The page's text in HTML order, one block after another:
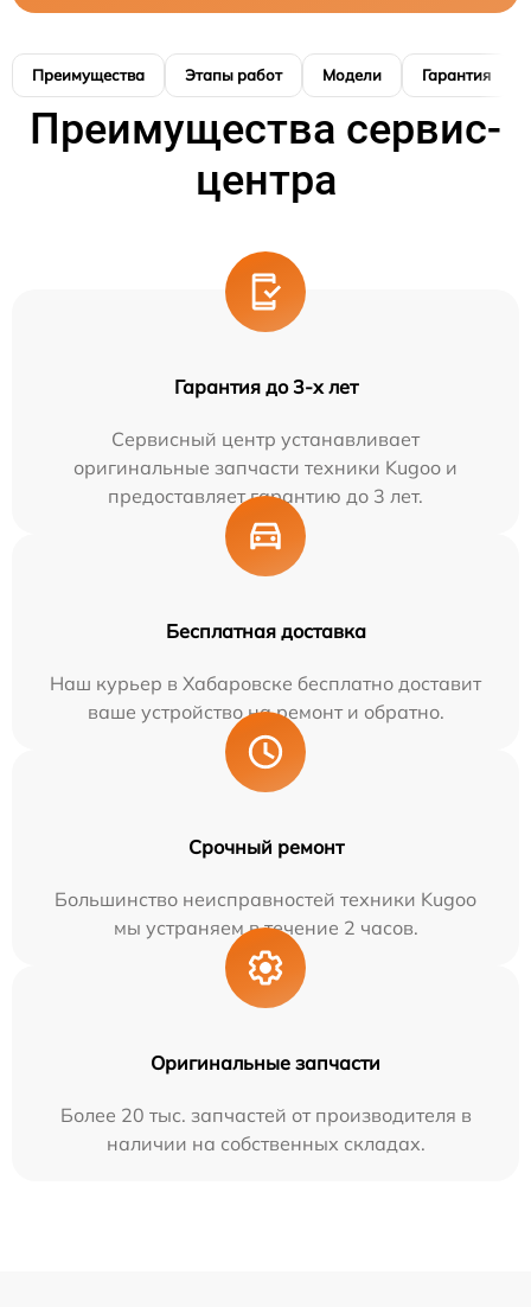
Преимущества Этапы работ Модели Гарантия
Преимущества сервис-
центра
Гарантия до 3-х лет
Сервисный центр устанавливает
оригинальные запчасти техники Kugoo и
предоставляет гарантию до 3 лет.
Бесплатная доставка
Наш курьер в Хабаровске бесплатно доставит
ваше устройство на ремонт и обратно.
Срочный ремонт
Большинство неисправностей техники Kugoo
мы устраняем в течение 2 часов.
Оригинальные запчасти
Более 20 тыс. запчастей от производителя в
наличии на собственных складах.